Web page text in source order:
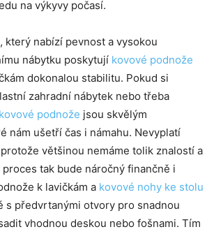
na výkyvy počasí.
který nabízí pevnost a vysokou
nábytku poskytují kovové podnože
dokonalou stabilitu. Pokud si
zahradní nábytek nebo třeba
kovové podnože jsou skvělým
nám ušetří čas i námahu. Nevyplatí
většinou nemáme tolik znalostí a
tak bude náročný finančně i
k lavičkám a kovové nohy ke stolu
s předvrtanými otvory pro snadnou
vhodnou deskou nebo fošnami. Tím